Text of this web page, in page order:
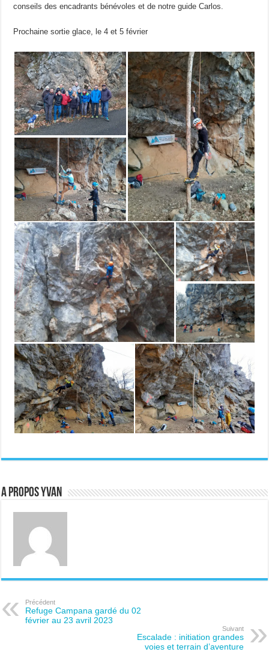
conseils des encadrants bénévoles et de notre guide Carlos.
Prochaine sortie glace, le 4 et 5 février
A propos Yvan
Précédent
Refuge Campana gardé du 02
février au 23 avril 2023
Suivant
Escalade : initiation grandes
voies et terrain d’aventure